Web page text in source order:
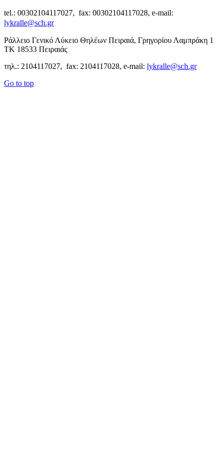
tel.: 00302104117027, fax: 00302104117028, e-mail:
lykralle@sch.gr
Ράλλειο Γενικό Λύκειο Θηλέων Πειραιά, Γρηγορίου Λαμπράκη 1
ΤΚ 18533 Πειραιάς
τηλ.: 2104117027, fax: 2104117028, e-mail: lykralle@sch.gr
Go to top